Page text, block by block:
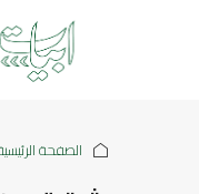
الصفحة